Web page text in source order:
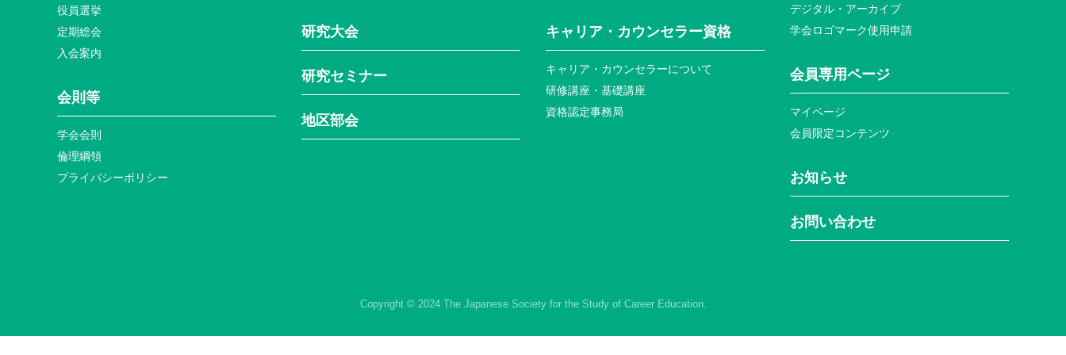
役員選挙
定期総会
入会案内
会則等
学会会則
倫理綱領
プライバシーポリシー
研究大会
研究セミナー
地区部会
キャリア・カウンセラー資格
キャリア・カウンセラーについて
研修講座・基礎講座
資格認定事務局
デジタル・アーカイブ
学会ロゴマーク使⽤申請
会員専⽤ページ
マイページ
会員限定コンテンツ
お知らせ
お問い合わせ
Copyright © 2024 The Japanese Society for the Study of Career Education.